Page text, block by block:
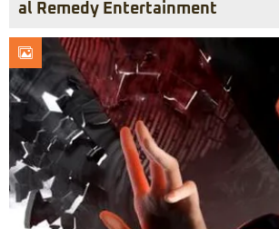
al Remedy Entertainment